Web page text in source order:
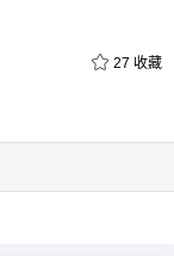
27 收藏